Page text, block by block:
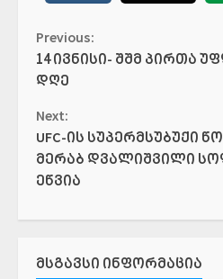
Continue
Reading
Previous:
14 ივნისი- შშმ პირთა
დღე
Next:
UFC-ის სუპერმსუბუქი
მერაბ დვალიშვილი
ეწვია
ᲛᲡᲒᲐᲕᲡᲘ ᲘᲜᲤᲝᲠᲛᲐᲪᲘᲐ